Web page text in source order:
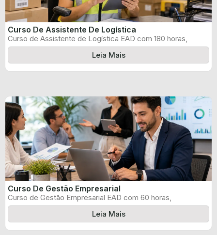
Curso De Assistente De Logística
Curso de Assistente de Logística EAD com 180 horas,
certificado informado pelo produtor ...
Leia Mais
Curso De Gestão Empresarial
Curso de Gestão Empresarial EAD com 60 horas,
certificado informado pelo produtor e ...
Leia Mais